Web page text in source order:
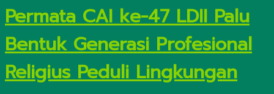
Permata CAI ke-47 LDII Palu
Bentuk Generasi Profesional
Religius Peduli Lingkungan